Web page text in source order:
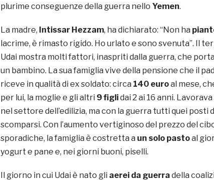
plurime conseguenze della guerra nello Yemen.
La madre, Intissar Hezzam, ha dichiarato: “Non ha
lacrime, è rimasto rigido. Ho urlato e sono svenuta”. Il
Udai mostra molti fattori, inaspriti dalla guerra, che
un bambino. La sua famiglia vive della pensione che il
riceve in qualità di ex soldato: circa 140 euroal mese,
per lui, la moglie e gli altri 9 figlidai 2 ai 16 anni.
nel settore dell’edilizia, ma con la guerra tutti quei posti
scomparsi. Con l’aumento vertiginoso del prezzo del
sporadiche, la famiglia è costretta a un solo pastoal
yogurt e pane e, nei giorni buoni, piselli.
Il giorno in cui Udai è nato gli aerei da guerra della